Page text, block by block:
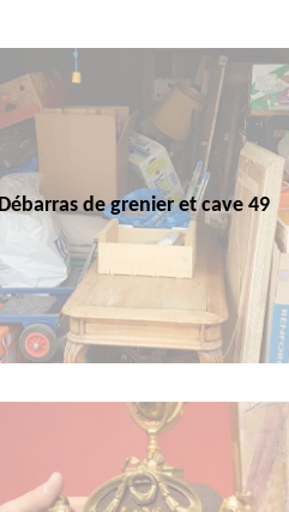
Débarras de grenier et cave 49